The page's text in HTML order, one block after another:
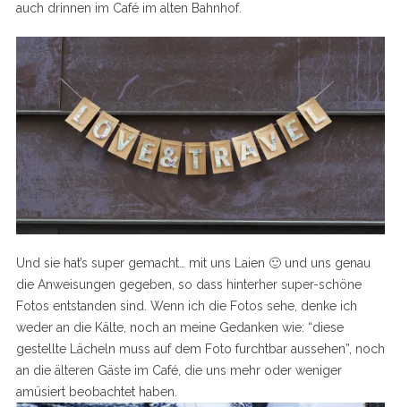
auch drinnen im Café im alten Bahnhof.
Und sie hat’s super gemacht… mit uns Laien 🙂 und uns genau
die Anweisungen gegeben, so dass hinterher super-schöne
Fotos entstanden sind. Wenn ich die Fotos sehe, denke ich
weder an die Kälte, noch an meine Gedanken wie: “diese
gestellte Lächeln muss auf dem Foto furchtbar aussehen”, noch
an die älteren Gäste im Café, die uns mehr oder weniger
amüsiert beobachtet haben.